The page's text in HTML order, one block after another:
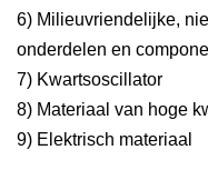
6) Milieuvriendelijke,
onderdelen en
7) Kwartsoscillator
8) Materiaal van hoge
9) Elektrisch materiaal